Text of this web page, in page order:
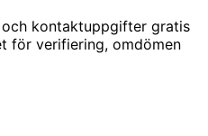
kontaktuppgifter gratis
för verifiering, omdömen